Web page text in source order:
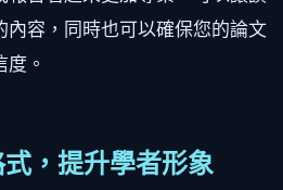
內容，同時也可以確保您的論文
。
，提升學者形象